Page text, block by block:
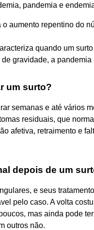
pandemia e
aumento repentino do
quando um
gravidade, a
um surto?
semanas e até vários
residuais, que
afetiva, retraimento e
depois de um
e seus
pelo caso. A volta
mas ainda pode
outros não.